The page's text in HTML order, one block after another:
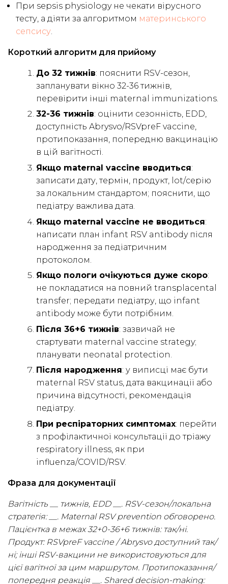
При sepsis physiology не чекати вірусного
тесту, а діяти за алгоритмом материнського
сепсису
Короткий алгоритм для прийому
До 32 тижнів: пояснити RSV-сезон,
запланувати вікно 32-36 тижнів,
перевірити інші maternal immunizations.
32-36 тижнів: оцінити сезонність, EDD,
доступність Abrysvo/RSVpreF vaccine,
протипоказання, попередню вакцинацію
в цій вагітності.
Якщо maternal vaccine вводиться:
записати дату, термін, продукт, lot/серію
за локальним стандартом; пояснити, що
педіатру важлива дата.
Якщо maternal vaccine не вводиться:
написати план infant RSV antibody після
народження за педіатричним
протоколом.
Якщо пологи очікуються дуже скоро:
не покладатися на повний transplacental
transfer; передати педіатру, що infant
antibody може бути потрібним.
Після 36+6 тижнів: зазвичай не
стартувати maternal vaccine strategy;
планувати neonatal protection.
Після народження: у виписці має бути
maternal RSV status, дата вакцинації або
причина відсутності, рекомендація
педіатру.
При респіраторних симптомах: перейти
з профілактичної консультації до тріажу
respiratory illness, як при
influenza/COVID/RSV.
Фраза для документації
Вагітність __ тижнів, EDD __. RSV-сезон/локальна
стратегія: __. Maternal RSV prevention обговорено.
Пацієнтка в межах 32+0-36+6 тижнів: так/ні.
Продукт: RSVpreF vaccine / Abrysvo доступний так/
ні; інші RSV-вакцини не використовуються для
цієї вагітної за цим маршрутом. Протипоказання/
попередня реакція __. Shared decision-making: